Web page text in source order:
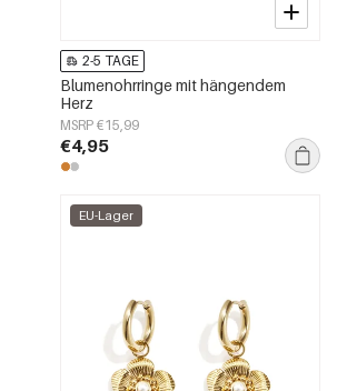
2-5 TAGE
Blumenohrringe mit hängendem
Herz
MSRP €15,99
€4,95
EU-Lager